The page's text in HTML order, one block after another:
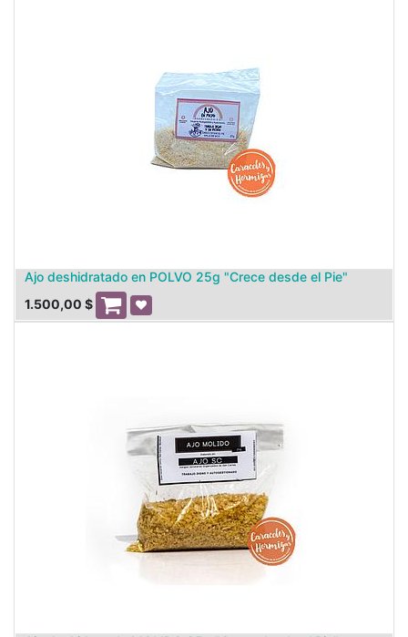
Ajo deshidratado en POLVO 25g "Crece desde el Pie"
1.500,00 $